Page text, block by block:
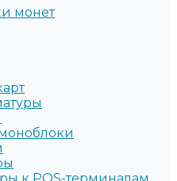
монет